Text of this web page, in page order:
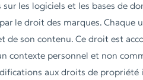
les logiciels et les bases de
le droit des marques. Chaque
de son contenu. Ce droit est
contexte personnel et non
aux droits de